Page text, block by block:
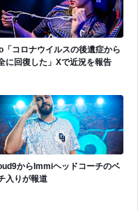
「コロナウイルスの後遺症から
に回復した」Xで近況を報告
からImmiヘッドコーチのベ
入りが報道